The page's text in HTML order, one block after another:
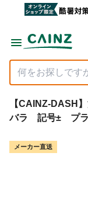
【CAINZ-DASH
バラ 記号± プラ
メーカー直送